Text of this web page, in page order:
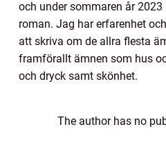
och under sommaren år
roman. Jag har erfarenhet
att skriva om de allra flesta
framförallt ämnen som hus
och dryck samt skönhet.
The author has no